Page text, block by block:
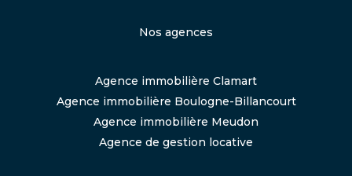
Nos agences
Agence immobilière Clamart
Agence immobilière Boulogne-Billancourt
Agence immobilière Meudon
Agence de gestion locative